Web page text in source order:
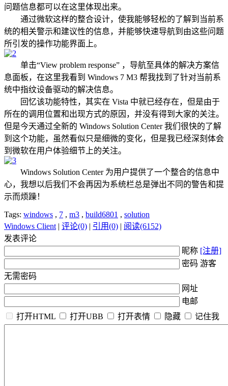
问题信息都可以在这里体现出来。
通过微软这样的整合设计，使我能够轻松的了解到当前系
统的相关警示和建议性的信息，并能够快速导航到由这些问题
所引发的操作功能界面上。
单击“View problem response” ，导航至具体的解决方案信
息面板，在这里我看到 Windows 7 M3 帮我找到了针对当前系
统中指纹设备驱动的解决信息。
回忆该功能特性，其实在 Vista 中就已经存在，但是由于
所在的调用位置和出现方式的原因，并没有得到大家的关注。
但是今天通过全新的 Windows Solution Center 我们很快的了解
到这个功能，虽然看似只是细微的变化，但是我已经深刻体会
到微软在用户体验细节上的关注。
Windows Solution Center 为用户提供了一个整合的信息中
心，我想以后我们不会再因为系统栏总是弹出不同的警告和提
示而烦躁！
Tags: windows , 7 , m3 , build6801 , solution
Windows Client| 评论(0) | 引用(0) | 阅读(6152)
发表评论
昵称 [注册]
密码 游客
无需密码
网址
电邮
打开HTML
打开UBB 打开表情 隐藏 记住我